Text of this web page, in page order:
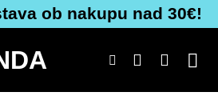
ob nakupu nad 30€!